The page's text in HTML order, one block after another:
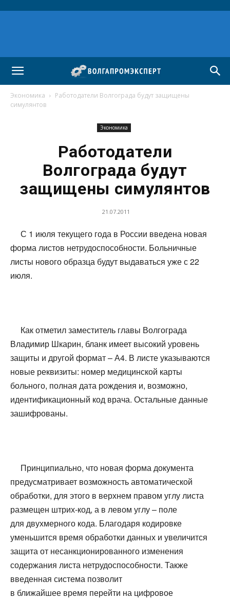
Экономика
Работодатели Волгограда будут защищены
симулянтов
Экономика
Работодатели
Волгограда будут
защищены симулянтов
21.07.2011
С 1 июля текущего года в России введена новая
форма листов нетрудоспособности. Больничные
листы нового образца будут выдаваться уже с 22
июля.
Как отметил заместитель главы Волгограда
Владимир Шкарин, бланк имеет высокий уровень
защиты и другой формат – А4. В листе указываются
новые реквизиты: номер медицинской карты
больного, полная дата рождения и, возможно,
идентификационный код врача. Остальные данные
зашифрованы.
Принципиально, что новая форма документа
предусматривает возможность автоматической
обработки, для этого в верхнем правом углу листа
размещен штрих-код, а в левом углу – поле
для двухмерного кода. Благодаря кодировке
уменьшится время обработки данных и увеличится
защита от несанкционированного изменения
содержания листа нетрудоспособности. Также
введенная система позволит
в ближайшее время перейти на цифровое